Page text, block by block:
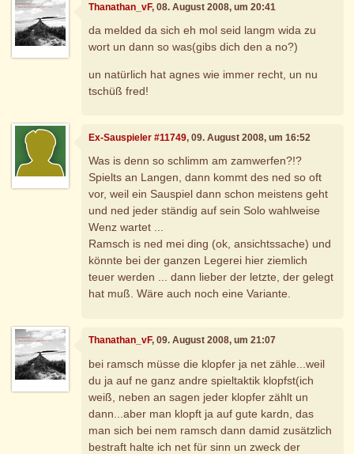
Thanathan_vF, 08. August 2008, um 20:41
da melded da sich eh mol seid langm wida zu
wort un dann so was(gibs dich den a no?)
un natürlich hat agnes wie immer recht, un nu
tschüß fred!
Ex-Sauspieler #11749, 09. August 2008, um 16:52
Was is denn so schlimm am zamwerfen?!?
Spielts an Langen, dann kommt des ned so oft
vor, weil ein Sauspiel dann schon meistens geht
und ned jeder ständig auf sein Solo wahlweise
Wenz wartet ...
Ramsch is ned mei ding (ok, ansichtssache) und
könnte bei der ganzen Legerei hier ziemlich
teuer werden ... dann lieber der letzte, der gelegt
hat muß. Wäre auch noch eine Variante.
Thanathan_vF, 09. August 2008, um 21:07
bei ramsch müsse die klopfer ja net zähle...weil
du ja auf ne ganz andre spieltaktik klopfst(ich
weiß, neben an sagen jeder klopfer zählt un
dann...aber man klopft ja auf gute kardn, das
man sich bei nem ramsch dann damid zusätzlich
bestraft halte ich net für sinn un zweck der